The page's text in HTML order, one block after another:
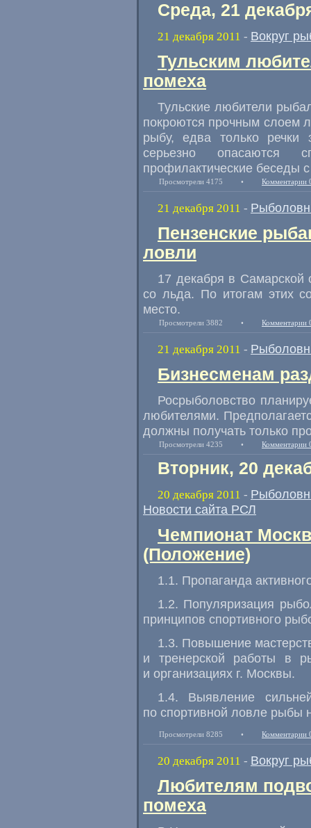
Среда, 21
21 декабря 2011 - Вокруг
Тульским
помеха
Тульские любители
покроются прочным слоем
рыбу, едва только речки
серьезно
профилактические беседы
Просмотрели 4175 • Комментарии
21 декабря 2011 -
Пензенские
ловли
17 декабря в Самарской
со льда. По итогам этих
место.
Просмотрели 3882 • Комментарии
21 декабря 2011 -
Бизнесменам
Росрыболовство
любителями.
должны получать только
Просмотрели 4235 • Комментарии
Вторник, 20
20 декабря 2011 -
Новости сайта РСЛ
Чемпионат
(Положение)
1.1. Пропаганда
1.2. Популяризация
принципов спортивного
1.3. Повышение
и тренерской работы в
и организациях г. Москвы.
1.4. Выявление
по спортивной ловле рыбы
Просмотрели 8285 • Комментарии
20 декабря 2011 - Вокруг
Любителям
помеха